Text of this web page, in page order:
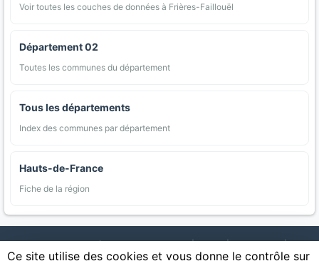
Voir toutes les couches de données à Frières-Faillouël
Département 02
Toutes les communes du département
Tous les départements
Index des communes par département
Hauts-de-France
Fiche de la région
AgriMap — Données agricoles ouvertes | Carte | Communes |
Appellations | Regions | Cultures | Zones protégées | Forets |
Ce site utilise des cookies et vous donne le contrôle sur